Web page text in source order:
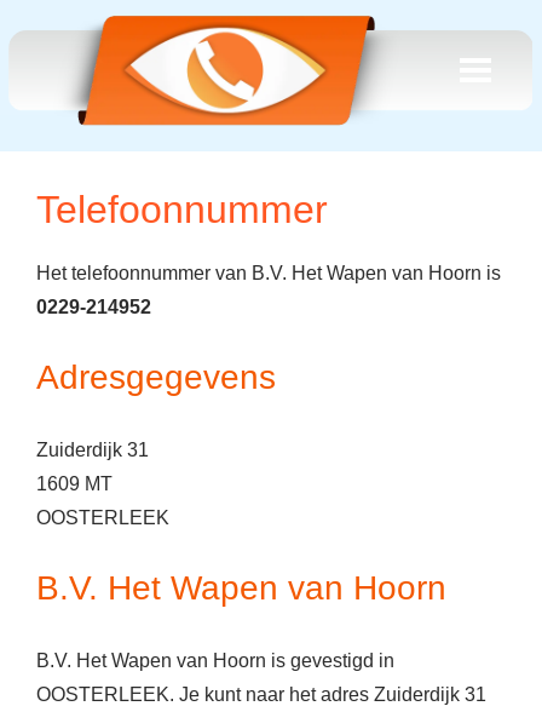
Telefoonnummer
Het telefoonnummer van B.V. Het Wapen van Hoorn is
0229-214952
Adresgegevens
Zuiderdijk 31
1609 MT
OOSTERLEEK
B.V. Het Wapen van Hoorn
B.V. Het Wapen van Hoorn is gevestigd in
OOSTERLEEK. Je kunt naar het adres Zuiderdijk 31